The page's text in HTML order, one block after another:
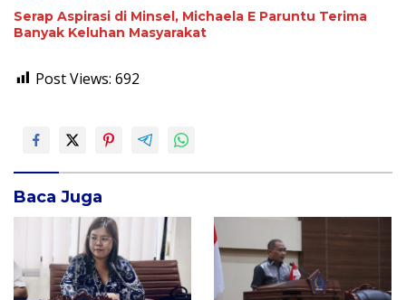
Serap Aspirasi di Minsel, Michaela E Paruntu Terima
Banyak Keluhan Masyarakat
Post Views: 692
Baca Juga